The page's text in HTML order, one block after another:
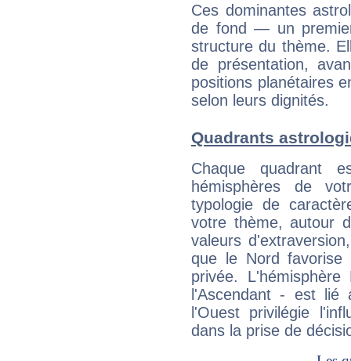
Ces dominantes
de fond — un
structure du thème.
de présentation,
positions planétaires
selon leurs dignités.
Quadrants
Chaque quadrant
hémisphères de
typologie de
votre thème, autour
valeurs
que le Nord favorise
privée.
l'Ascendant - est
l'Ouest privilégie
dans la prise de